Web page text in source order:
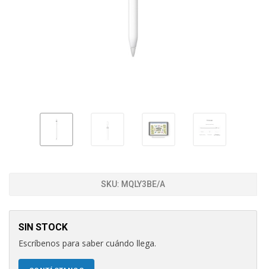
SKU: MQLY3BE/A
SIN STOCK
Escríbenos para saber cuándo llega.